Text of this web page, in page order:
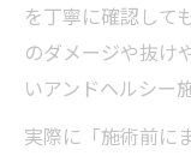
を丁寧に確認して
のダメージや抜け
いアンドヘルシー
実際に「施術前に